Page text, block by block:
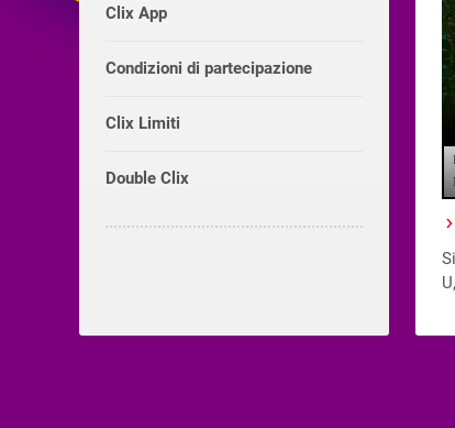
Clix App
Condizioni di partecipazione
Clix Limiti
Double Clix